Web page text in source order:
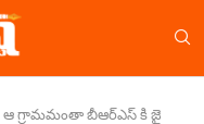
ఆ గ్రామమంతా బీఆర్ఎస్ కి జై